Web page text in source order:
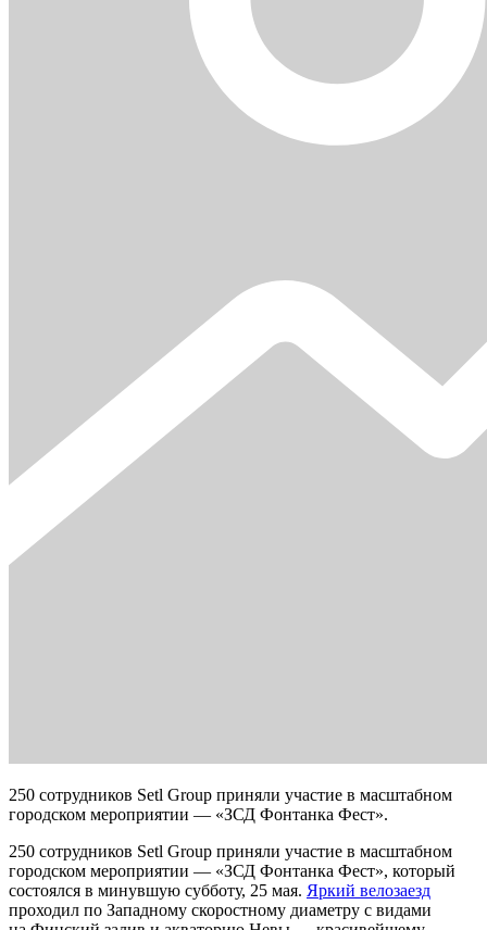
250 сотрудников Setl Group приняли участие в масштабном
городском мероприятии — «ЗСД Фонтанка Фест».
250 сотрудников Setl Group приняли участие в масштабном
городском мероприятии — «ЗСД Фонтанка Фест», который
состоялся в минувшую субботу, 25 мая. Яркий велозаезд
проходил по Западному скоростному диаметру с видами